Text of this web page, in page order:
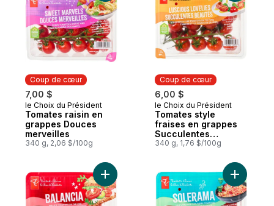
Coup de cœur
7,00 $
Coup de cœur
le Choix du Président
Tomates raisin en
grappes Douces
merveilles
340 g, 2,06 $/100g
Coup de cœur
6,00 $
Coup de cœur
le Choix du Président
Tomates style
fraises en grappes
Succulentes
beautés
340 g, 1,76 $/100g
Ajouter Tomates en grappes de taille
Ajouter